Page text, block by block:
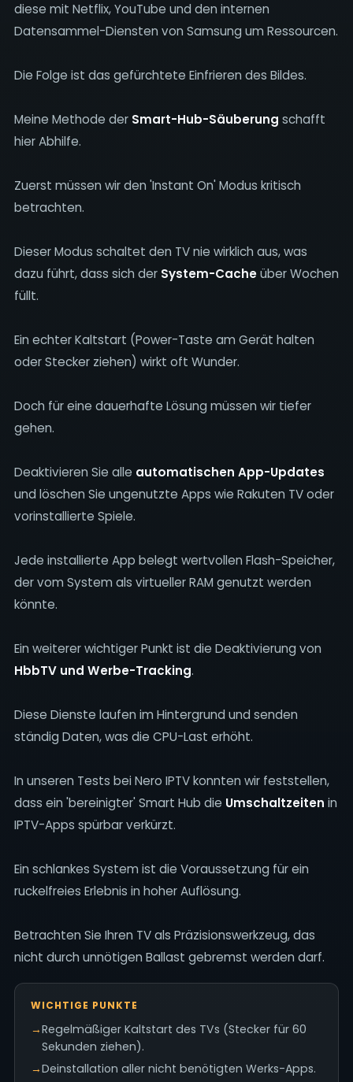
diese mit Netflix, YouTube und den internen
Datensammel-Diensten von Samsung um Ressourcen.
Die Folge ist das gefürchtete Einfrieren des Bildes.
Meine Methode der Smart-Hub-Säuberung schafft
hier Abhilfe.
Zuerst müssen wir den 'Instant On' Modus kritisch
betrachten.
Dieser Modus schaltet den TV nie wirklich aus, was
dazu führt, dass sich der System-Cacheüber Wochen
füllt.
Ein echter Kaltstart (Power-Taste am Gerät halten
oder Stecker ziehen) wirkt oft Wunder.
Doch für eine dauerhafte Lösung müssen wir tiefer
gehen.
Deaktivieren Sie alle automatischen App-Updates
und löschen Sie ungenutzte Apps wie Rakuten TV oder
vorinstallierte Spiele.
Jede installierte App belegt wertvollen Flash-Speicher,
der vom System als virtueller RAM genutzt werden
könnte.
Ein weiterer wichtiger Punkt ist die Deaktivierung von
HbbTV und Werbe-Tracking.
Diese Dienste laufen im Hintergrund und senden
ständig Daten, was die CPU-Last erhöht.
In unseren Tests bei Nero IPTV konnten wir feststellen,
dass ein 'bereinigter' Smart Hub die Umschaltzeiten in
IPTV-Apps spürbar verkürzt.
Ein schlankes System ist die Voraussetzung für ein
ruckelfreies Erlebnis in hoher Auflösung.
Betrachten Sie Ihren TV als Präzisionswerkzeug, das
nicht durch unnötigen Ballast gebremst werden darf.
WICHTIGE PUNKTE
→Regelmäßiger Kaltstart des TVs (Stecker für 60
Sekunden ziehen).
→Deinstallation aller nicht benötigten Werks-Apps.